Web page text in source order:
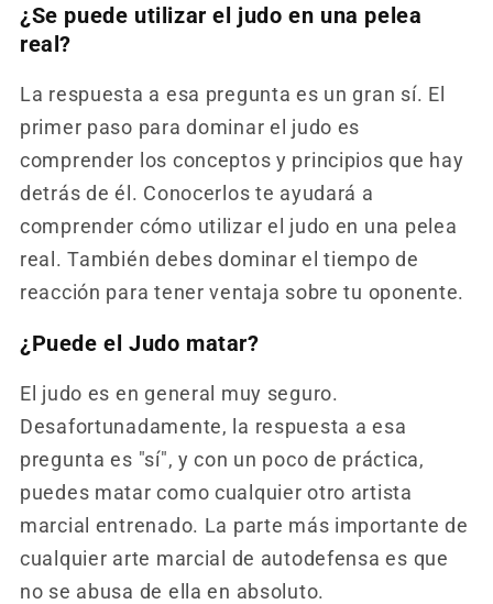
¿Se puede utilizar el judo en una pelea
real?
La respuesta a esa pregunta es un gran sí. El
primer paso para dominar el judo es
comprender los conceptos y principios que hay
detrás de él. Conocerlos te ayudará a
comprender cómo utilizar el judo en una pelea
real. También debes dominar el tiempo de
reacción para tener ventaja sobre tu oponente.
¿Puede el Judo matar?
El judo es en general muy seguro.
Desafortunadamente, la respuesta a esa
pregunta es "sí", y con un poco de práctica,
puedes matar como cualquier otro artista
marcial entrenado. La parte más importante de
cualquier arte marcial de autodefensa es que
no se abusa de ella en absoluto.